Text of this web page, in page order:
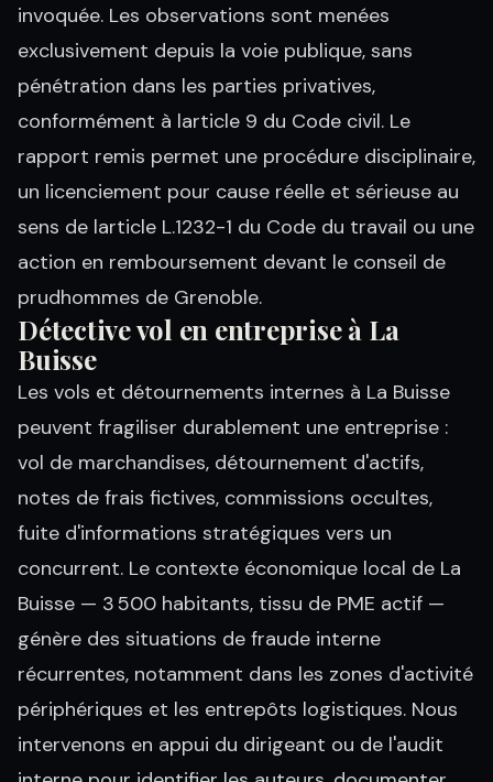
invoquée. Les observations sont menées
exclusivement depuis la voie publique, sans
pénétration dans les parties privatives,
conformément à larticle 9 du Code civil. Le
rapport remis permet une procédure disciplinaire,
un licenciement pour cause réelle et sérieuse au
sens de larticle L.1232-1 du Code du travail ou une
action en remboursement devant le conseil de
prudhommes de Grenoble.
Détective vol en entreprise à La
Buisse
Les vols et détournements internes à La Buisse
peuvent fragiliser durablement une entreprise :
vol de marchandises, détournement d'actifs,
notes de frais fictives, commissions occultes,
fuite d'informations stratégiques vers un
concurrent. Le contexte économique local de La
Buisse — 3 500 habitants, tissu de PME actif —
génère des situations de fraude interne
récurrentes, notamment dans les zones d'activité
périphériques et les entrepôts logistiques. Nous
intervenons en appui du dirigeant ou de l'audit